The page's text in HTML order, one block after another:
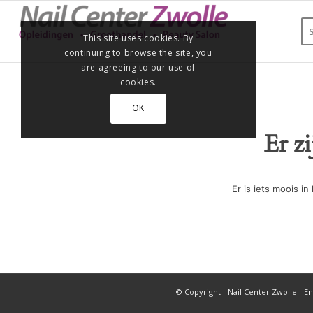
Er
Er is iets moois
© Copyright - Nail Center Zwolle -
This site uses cookies. By
continuing to browse the site, you
are agreeing to our use of
cookies.
OK